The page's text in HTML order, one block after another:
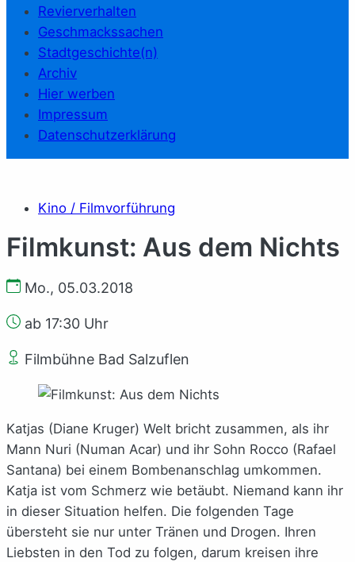
Revierverhalten
Geschmackssachen
Stadtgeschichte(n)
Archiv
Hier werben
Impressum
Datenschutzerklärung
Kino / Filmvorführung
Filmkunst: Aus dem Nichts
Mo., 05.03.2018
ab 17:30 Uhr
Filmbühne Bad Salzuflen
Katjas (Diane Kruger) Welt bricht zusammen, als ihr
Mann Nuri (Numan Acar) und ihr Sohn Rocco (Rafael
Santana) bei einem Bombenanschlag umkommen.
Katja ist vom Schmerz wie betäubt. Niemand kann ihr
in dieser Situation helfen. Die folgenden Tage
übersteht sie nur unter Tränen und Drogen. Ihren
Liebsten in den Tod zu folgen, darum kreisen ihre